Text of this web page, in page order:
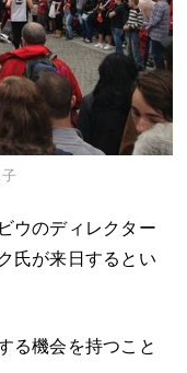
ウのディレクター
氏が来日するとい
る機会を持つこと